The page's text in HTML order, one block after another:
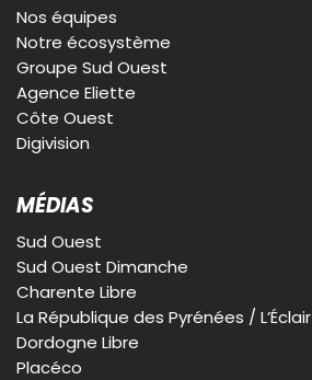
Nos équipes
Notre écosystème
Groupe Sud Ouest
Agence Eliette
Côte Ouest
Digivision
MÉDIAS
Sud Ouest
Sud Ouest Dimanche
Charente Libre
La République des Pyrénées / L’Éclair
Dordogne Libre
Placéco